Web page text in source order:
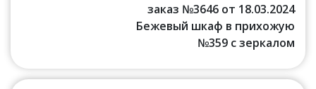
заказ №3646 от 18.03.2024
Бежевый шкаф в прихожую
№359 с зеркалом